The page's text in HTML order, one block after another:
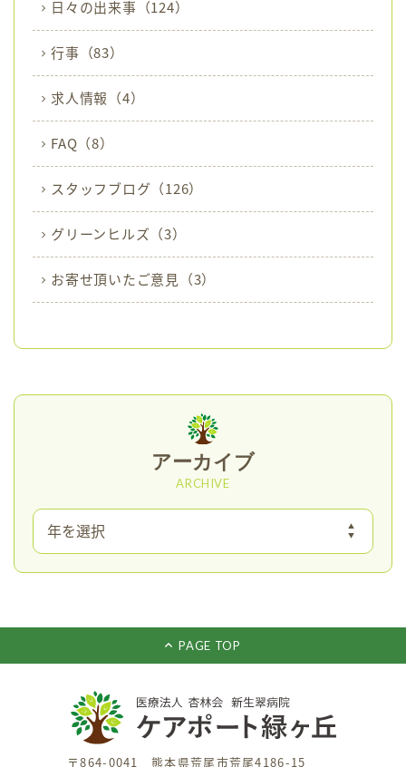
日々の出来事 （124）
行事 （83）
求人情報 （4）
FAQ （8）
スタッフブログ （126）
グリーンヒルズ （3）
お寄せ頂いたご意見 （3）
アーカイブ
ARCHIVE
PAGE TOP
〒864-0041 熊本県荒尾市荒尾4186-15